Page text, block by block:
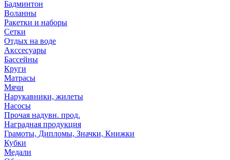
Бадминтон
Воланны
Ракетки и наборы
Сетки
Отдых на воде
Акссесуары
Бассейны
Круги
Матрасы
Мячи
Нарукавники, жилеты
Насосы
Прочая надувн. прод.
Наградная продукция
Грамоты, Дипломы, Значки, Книжки
Кубки
Медали